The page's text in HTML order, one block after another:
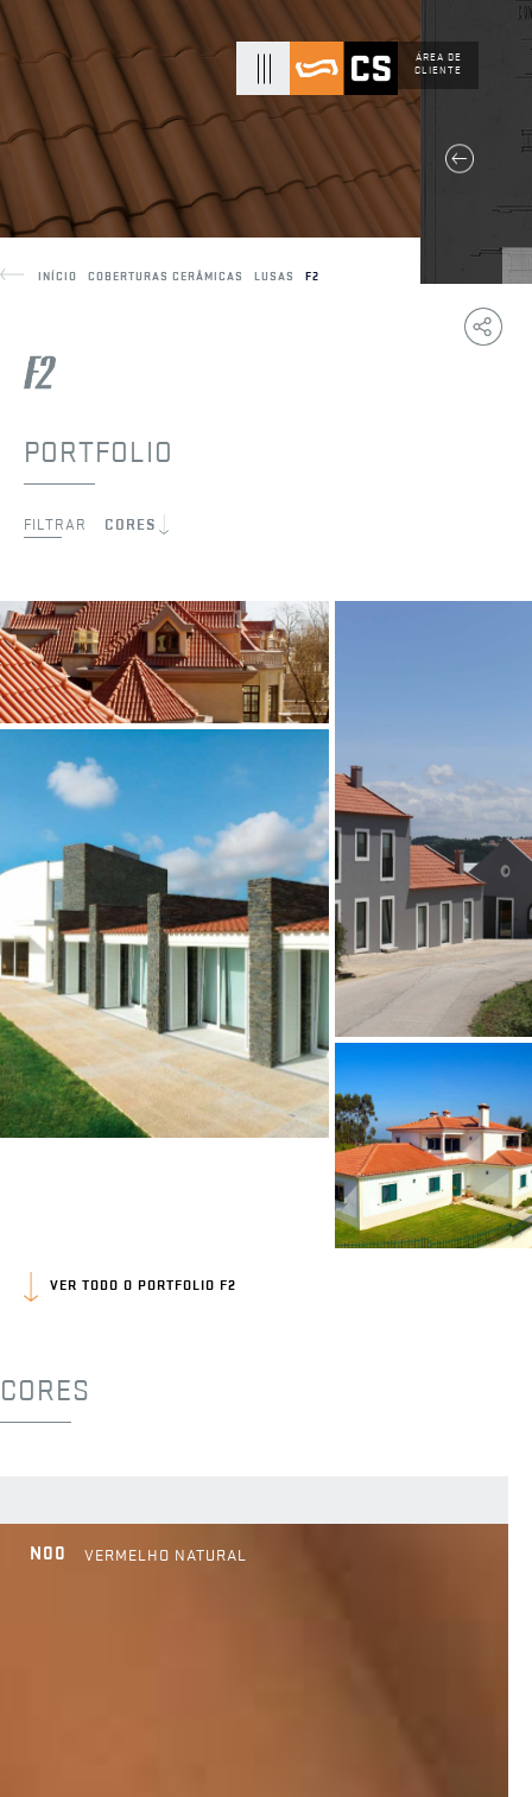
ÁREA DE
CLIENTE
INÍCIO COBERTURAS CERÂMICAS LUSAS F2
Copy
Link
PORTFOLIO
FILTRAR CORES
VER TODO O PORTFOLIO F2
CORES
N00 VERMELHO NATURAL